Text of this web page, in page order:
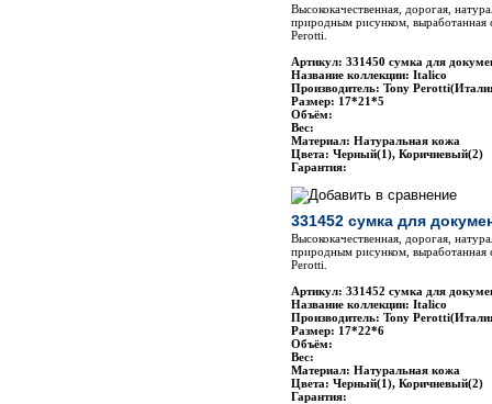
Высококачественная, дорогая,
природным рисунком, выработанная
Perotti.
Артикул: 331450 сумка для
Название коллекции: Italico
Производитель: Tony
Размер: 17*21*5
Объём:
Вес:
Материал: Натуральная кожа
Цвета: Черный(1), Коричневый(2)
Гарантия:
331452 сумка для
Высококачественная, дорогая,
природным рисунком, выработанная
Perotti.
Артикул: 331452 сумка для
Название коллекции: Italico
Производитель: Tony
Размер: 17*22*6
Объём:
Вес:
Материал: Натуральная кожа
Цвета: Черный(1), Коричневый(2)
Гарантия: